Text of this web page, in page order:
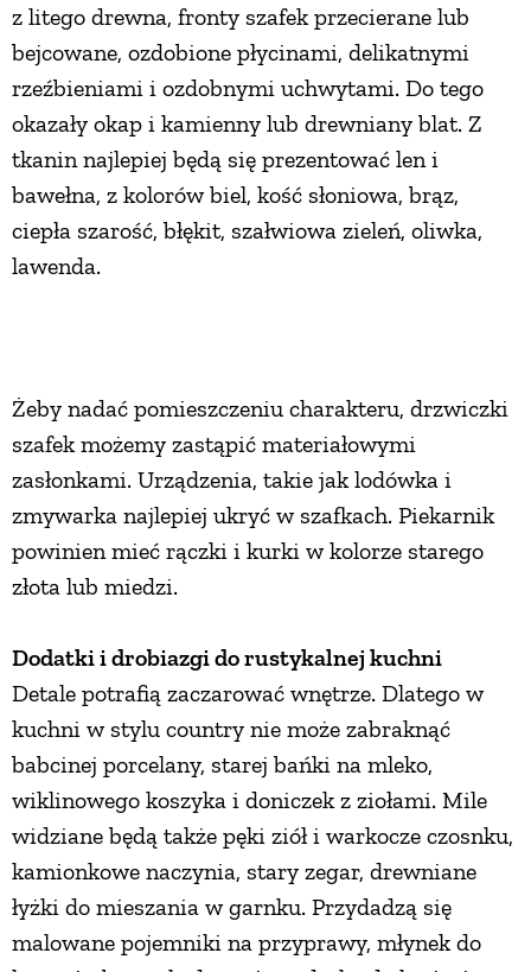
z litego drewna, fronty szafek przecierane lub
bejcowane, ozdobione płycinami, delikatnymi
rzeźbieniami i ozdobnymi uchwytami. Do tego
okazały okap i kamienny lub drewniany blat. Z
tkanin najlepiej będą się prezentować len i
bawełna, z kolorów biel, kość słoniowa, brąz,
ciepła szarość, błękit, szałwiowa zieleń, oliwka,
lawenda.
Żeby nadać pomieszczeniu charakteru, drzwiczki
szafek możemy zastąpić materiałowymi
zasłonkami. Urządzenia, takie jak lodówka i
zmywarka najlepiej ukryć w szafkach. Piekarnik
powinien mieć rączki i kurki w kolorze starego
złota lub miedzi.
Dodatki i drobiazgi do rustykalnej kuchni
Detale potrafią zaczarować wnętrze. Dlatego w
kuchni w stylu country nie może zabraknąć
babcinej porcelany, starej bańki na mleko,
wiklinowego koszyka i doniczek z ziołami. Mile
widziane będą także pęki ziół i warkocze czosnku,
kamionkowe naczynia, stary zegar, drewniane
łyżki do mieszania w garnku. Przydadzą się
malowane pojemniki na przyprawy, młynek do